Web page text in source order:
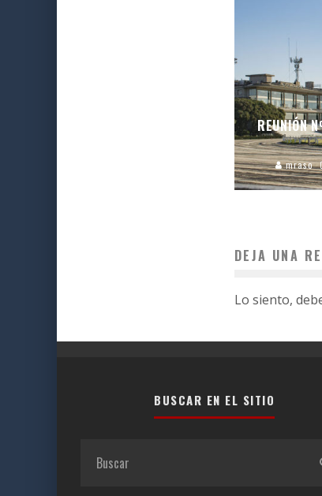
REUNIÓN
mraso
DEJA UNA
Lo siento,
BUSCAR EN EL SITIO